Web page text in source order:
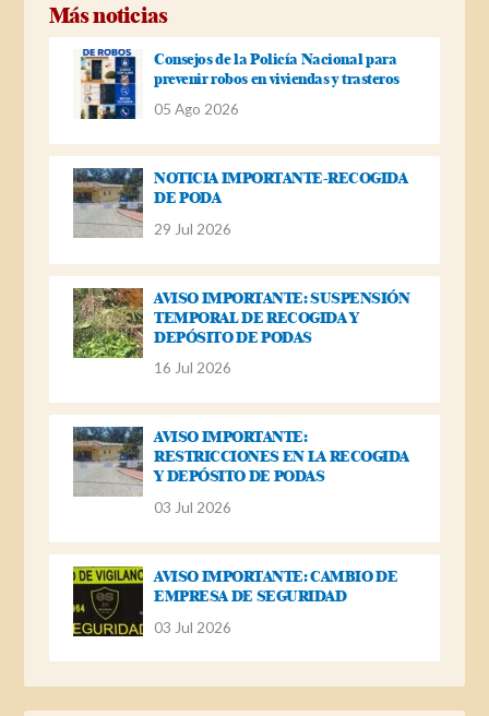
Más noticias
Consejos de la Policía Nacional para
prevenir robos en viviendas y trasteros
05 Ago 2026
NOTICIA IMPORTANTE-RECOGIDA
DE PODA
29 Jul 2026
AVISO IMPORTANTE: SUSPENSIÓN
TEMPORAL DE RECOGIDA Y
DEPÓSITO DE PODAS
16 Jul 2026
AVISO IMPORTANTE:
RESTRICCIONES EN LA RECOGIDA
Y DEPÓSITO DE PODAS
03 Jul 2026
AVISO IMPORTANTE: CAMBIO DE
EMPRESA DE SEGURIDAD
03 Jul 2026